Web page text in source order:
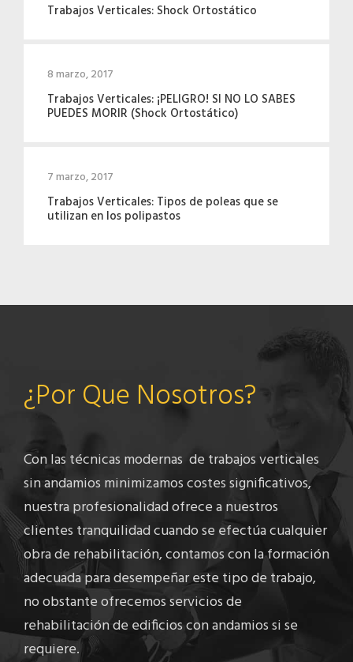
Trabajos Verticales: Shock Ortostático
8 marzo, 2017
Trabajos Verticales: ¡PELIGRO! SI NO LO SABES
PUEDES MORIR (Shock Ortostático)
7 marzo, 2017
Trabajos Verticales: Tipos de poleas que se
utilizan en los polipastos
¿Por Que Nosotros?
Con las técnicas modernas de trabajos verticales
sin andamios minimizamos costes significativos,
nuestra profesionalidad ofrece a nuestros
clientes tranquilidad cuando se efectúa cualquier
obra de rehabilitación, contamos con la formación
adecuada para desempeñar este tipo de trabajo,
no obstante ofrecemos servicios de
rehabilitación de edificios con andamios si se
requiere.